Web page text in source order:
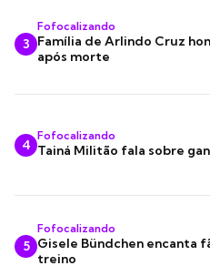
3
Fofocalizando
Família de Arlindo Cruz
após morte
4
Fofocalizando
Tainá Militão fala sobre
5
Fofocalizando
Gisele Bündchen encanta
treino